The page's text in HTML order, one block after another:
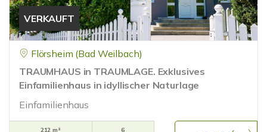
VERKAUFT
Flörsheim (Bad Weilbach)
TRAUMHAUS in TRAUMLAGE. Exklusives
Einfamilienhaus in idyllischer Naturlage
Einfamilienhaus
212 m²
6